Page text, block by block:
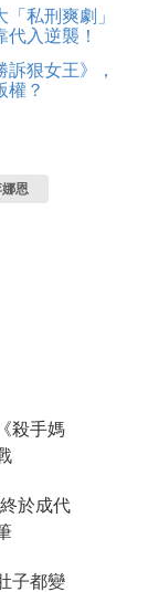
私刑爽劇」
入逆襲！
狠女王》，
權？
恩
殺手媽
於成代
子都變